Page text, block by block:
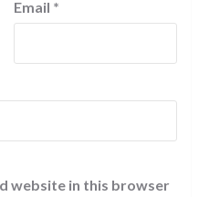
Email *
website in this browser